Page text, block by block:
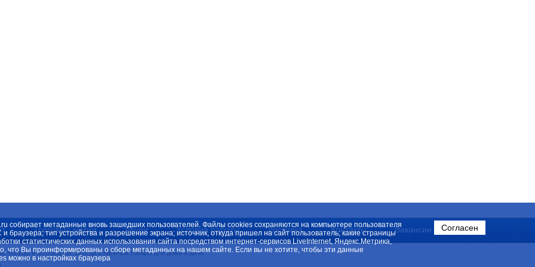
Торговые марки Акции Условия работы Доставка Контакты Вакансии
посуды и хозтоваров. Всегда в наличии товары для дома и дачи.
собирает метаданные вновь зашедших пользователей. Файлы cookies сохраняются на компьютере пользователя
тип устройства и разрешение экрана; источник, откуда пришел на сайт пользователь; какие страницы
статистических данных использования сайта посредством интернет-сервисов LiveInternet, Яндекс.Метрика,
что Вы проинформированы о сборе метаданных на нашем сайте. Если вы не хотите, чтобы эти данные
можно в настройках браузера
Согласен